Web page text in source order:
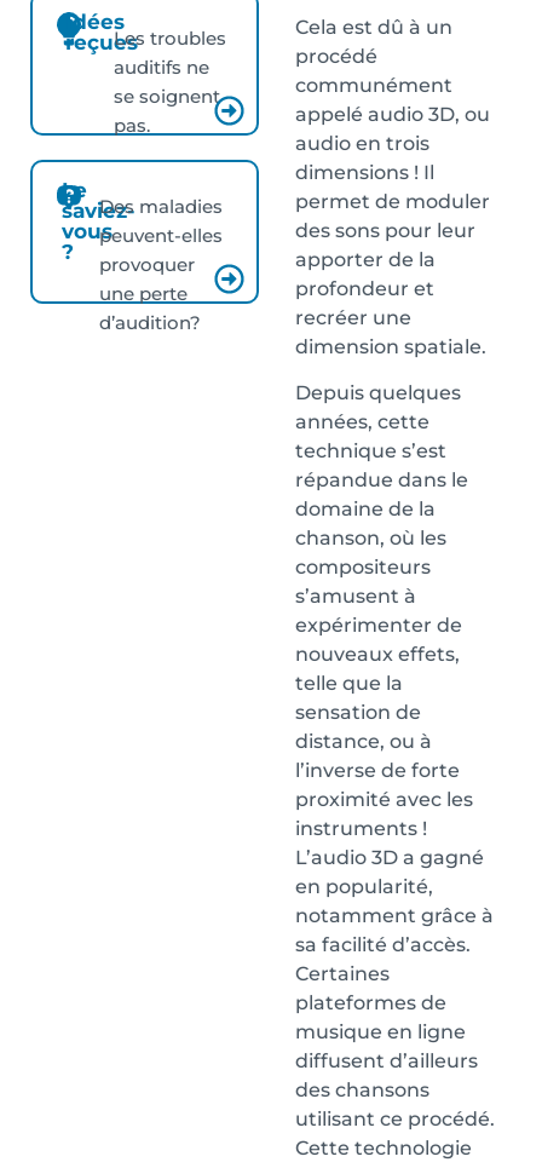
?
Idées
reçuesLes troubles
auditifs ne
se soignent
pas.
Le
saviez-
vous
?
Des maladies
peuvent-elles
provoquer
une perte
d’audition?
Cela est dû à un
procédé
communément
appelé audio 3D, ou
audio en trois
dimensions ! Il
permet de moduler
des sons pour leur
apporter de la
profondeur et
recréer une
dimension spatiale.
Depuis quelques
années, cette
technique s’est
répandue dans le
domaine de la
chanson, où les
compositeurs
s’amusent à
expérimenter de
nouveaux effets,
telle que la
sensation de
distance, ou à
l’inverse de forte
proximité avec les
instruments !
L’audio 3D a gagné
en popularité,
notamment grâce à
sa facilité d’accès.
Certaines
plateformes de
musique en ligne
diffusent d’ailleurs
des chansons
utilisant ce procédé.
Cette technologie